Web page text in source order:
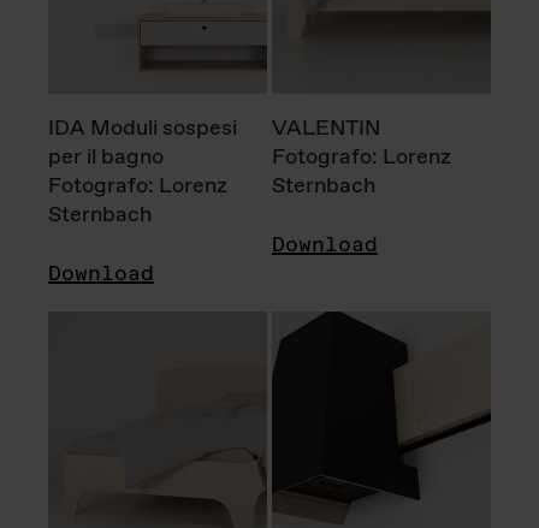
IDA Moduli sospesi
per il bagno
Fotografo: Lorenz
Sternbach
Download
VALENTIN
Fotografo: Lorenz
Sternbach
Download